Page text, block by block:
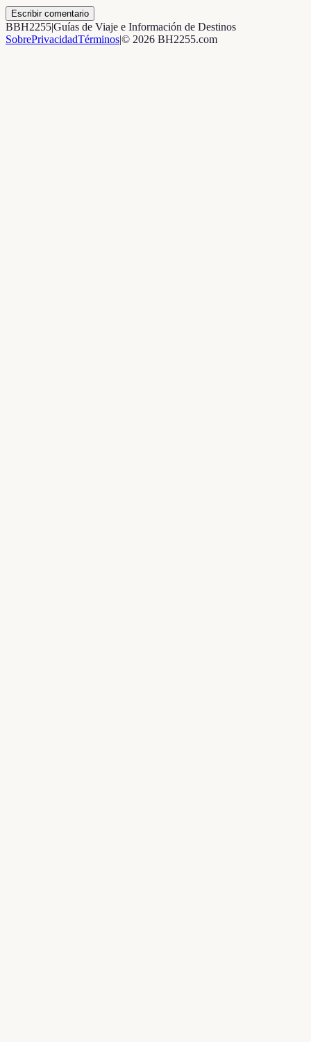
Escribir comentario
BBH2255|Guías de Viaje e Información de Destinos
SobrePrivacidadTérminos|© 2026 BH2255.com